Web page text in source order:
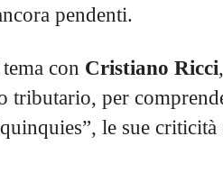
pendenti.
con Cristiano Ricci
tributario, per
le sue